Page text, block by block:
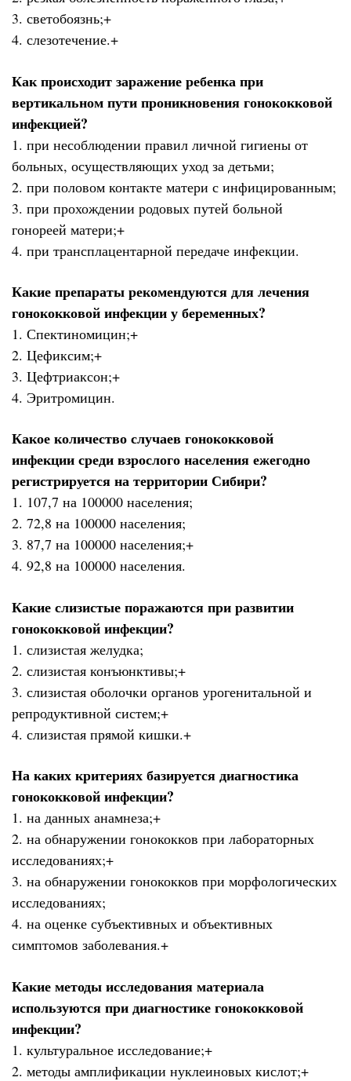
3. светобоязнь;+
4. слезотечение.+
Как происходит заражение ребенка при
вертикальном пути проникновения гонококковой
инфекцией?
1. при несоблюдении правил личной гигиены от
больных, осуществляющих уход за детьми;
2. при половом контакте матери с инфицированным;
3. при прохождении родовых путей больной
гонореей матери;+
4. при трансплацентарной передаче инфекции.
Какие препараты рекомендуются для лечения
гонококковой инфекции у беременных?
1. Спектиномицин;+
2. Цефиксим;+
3. Цефтриаксон;+
4. Эритромицин.
Какое количество случаев гонококковой
инфекции среди взрослого населения ежегодно
регистрируется на территории Сибири?
1. 107,7 на 100000 населения;
2. 72,8 на 100000 населения;
3. 87,7 на 100000 населения;+
4. 92,8 на 100000 населения.
Какие слизистые поражаются при развитии
гонококковой инфекции?
1. слизистая желудка;
2. слизистая конъюнктивы;+
3. слизистая оболочки органов урогенитальной и
репродуктивной систем;+
4. слизистая прямой кишки.+
На каких критериях базируется диагностика
гонококковой инфекции?
1. на данных анамнеза;+
2. на обнаружении гонококков при лабораторных
исследованиях;+
3. на обнаружении гонококков при морфологических
исследованиях;
4. на оценке субъективных и объективных
симптомов заболевания.+
Какие методы исследования материала
используются при диагностике гонококковой
инфекции?
1. культуральное исследование;+
2. методы амплификации нуклеиновых кислот;+